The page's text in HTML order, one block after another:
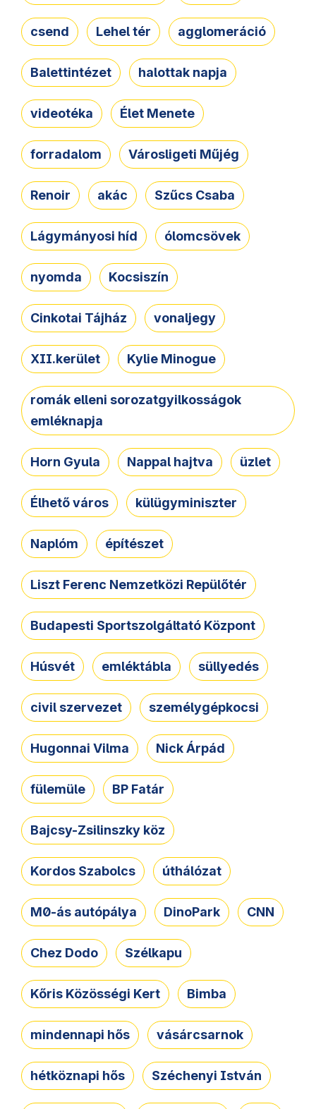
csend Lehel tér agglomeráció
Balettintézet halottak napja
videotéka Élet Menete
forradalom Városligeti Műjég
Renoir akác Szűcs Csaba
Lágymányosi híd ólomcsövek
nyomda Kocsiszín
Cinkotai Tájház vonaljegy
XII.kerület Kylie Minogue
romák elleni sorozatgyilkosságok
emléknapja
Horn Gyula Nappal hajtva üzlet
Élhető város külügyminiszter
Naplóm építészet
Liszt Ferenc Nemzetközi Repülőtér
Budapesti Sportszolgáltató Központ
Húsvét emléktábla süllyedés
civil szervezet személygépkocsi
Hugonnai Vilma Nick Árpád
fülemüle BP Fatár
Bajcsy-Zsilinszky köz
Kordos Szabolcs úthálózat
M0-ás autópálya DinoPark CNN
Chez Dodo Szélkapu
Kőris Közösségi Kert Bimba
mindennapi hős vásárcsarnok
hétköznapi hős Széchenyi István